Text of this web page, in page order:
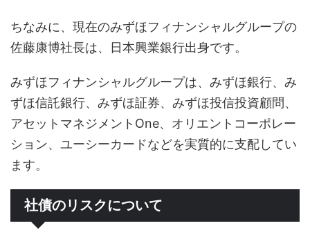
ちなみに、現在のみずほフィナンシャルグループの
佐藤康博社長は、日本興業銀行出身です。
みずほフィナンシャルグループは、みずほ銀行、み
ずほ信託銀行、みずほ証券、みずほ投信投資顧問、
アセットマネジメントOne、オリエントコーポレー
ション、ユーシーカードなどを実質的に支配してい
ます。
社債のリスクについて